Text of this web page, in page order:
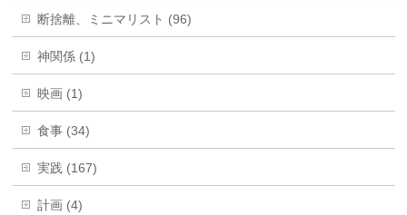
断捨離、ミニマリスト (96)
神関係 (1)
映画 (1)
食事 (34)
実践 (167)
計画 (4)